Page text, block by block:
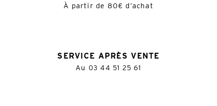
À partir de 80€ d’achat
SERVICE APRÈS VENTE
Au 03 44 51 25 61